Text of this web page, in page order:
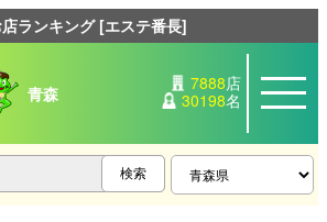
ランキング [エステ番長]
青森 7888店
30198名